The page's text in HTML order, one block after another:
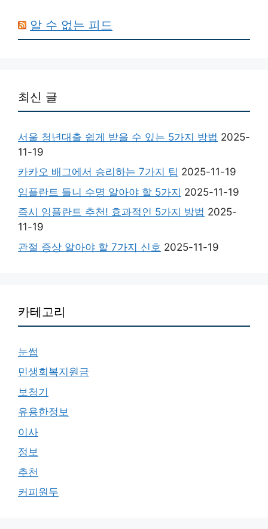
알 수 없는 피드
최신 글
서울 청년대출 쉽게 받을 수 있는 5가지 방법 2025-
11-19
카카오 배그에서 승리하는 7가지 팁 2025-11-19
임플란트 틀니 수명 알아야 할 5가지 2025-11-19
즉시 임플란트 추천! 효과적인 5가지 방법 2025-
11-19
관절 증상 알아야 할 7가지 신호 2025-11-19
카테고리
눈썹
민생회복지원금
보청기
유용한정보
이사
정보
추천
커피원두